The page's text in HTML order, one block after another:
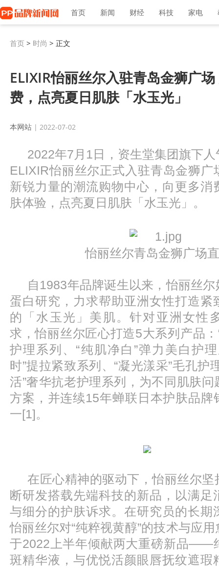
首页 新闻 财经 科技 家电
首页 > 时尚 > 正文
ELIXIR怡丽丝尔入驻青岛金狮广
费，点亮夏日肌肤「水玉光」
本网站 | 2022-07-02
2022年7月1日，资生堂集团旗下
ELIXIR怡丽丝尔正式入驻青岛金狮广
新锐力量的潮流购物中心，向更多消
肤体验，点亮夏日肌肤「水玉光」。
怡丽丝尔青岛金狮广场
自1983年品牌诞生以来，怡丽丝
蛋白研究，力求帮助亚洲女性打造紧
的「水玉光」美肌。针对亚洲女性
求，怡丽丝尔匠心打造5大系列产品：
护理系列、“纯肌净白”弹力美白护
时”提拉紧致系列、“凝光漾采”毛孔护
活”奢华抗老护理系列，为不同肌肤
方案，并连续15年蝉联日本护肤品牌
一[1]。
在匠心精神的驱动下，怡丽丝尔坚
断研发搭载先端科技的新品，以满足
与细分的护肤诉求。在研究员的长期
怡丽丝尔对“纯粹视黄醇”的技术与应
于2022上半年倾献两大重磅新品——
斑精华液，与优悦活颜眼唇抚纹遮瑕